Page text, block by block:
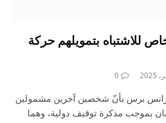
تعتقل 7 أشخاص للاشتباه بتمويلهم حركة
0
برس بأنّ شخصين آخرين مشمولين
بموجب مذكرة توقيف دولية، وهما